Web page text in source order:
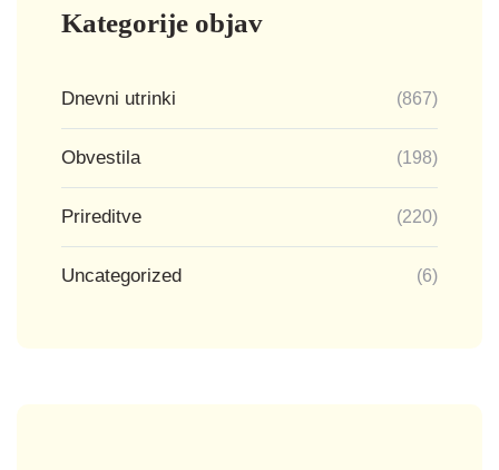
Kategorije objav
Dnevni utrinki (867)
Obvestila (198)
Prireditve (220)
Uncategorized (6)